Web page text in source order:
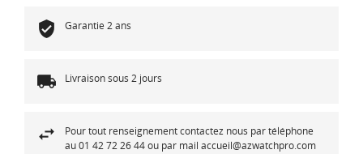
Garantie 2 ans
Livraison sous 2 jours
Pour tout renseignement contactez nous par téléphone
au 01 42 72 26 44 ou par mail accueil@azwatchpro.com